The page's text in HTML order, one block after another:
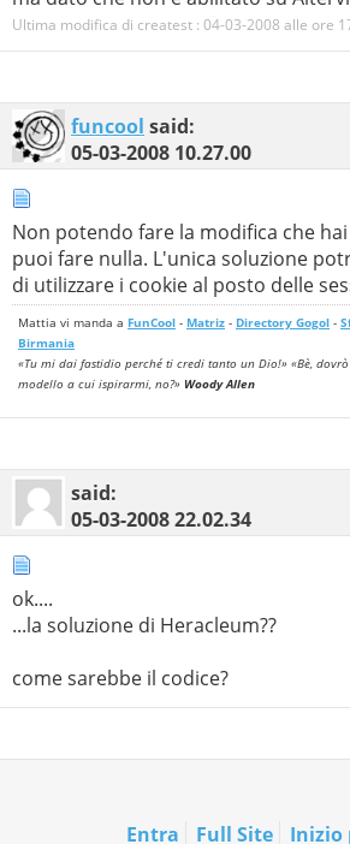
Ultima modifica di createst : 04-03-2008 alle ore
funcool said:
05-03-2008 10.27.00
Non potendo fare la modifica che
puoi fare nulla. L'unica soluzione
di utilizzare i cookie al posto delle
Mattia vi manda a FunCool - Matriz - Directory Gogol -
Birmania
«Tu mi dai fastidio perché ti credi tanto un Dio!» «Bè,
modello a cui ispirarmi, no?» Woody Allen
said:
05-03-200822.02.34
ok....
...la soluzione di Heracleum??
come sarebbe il codice?
Entra Full Site Inizio